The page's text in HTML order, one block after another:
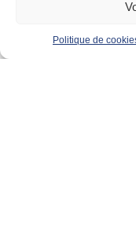
Politique de